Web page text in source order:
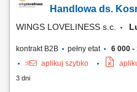
Handlowa ds.
WINGS LOVELINESS s.c.
kontrakt B2B pełny etat 6 000 -
aplikuj szybko
3 dni